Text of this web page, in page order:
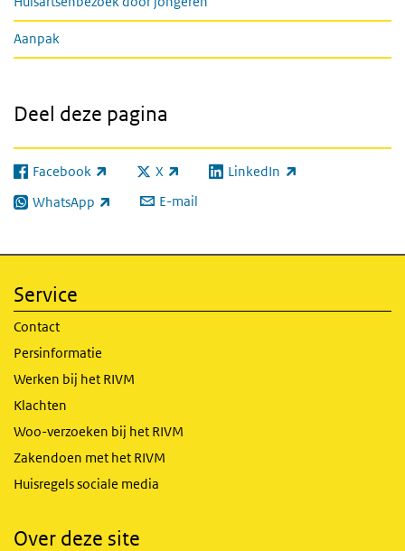
Aanpak
Deel deze pagina
Facebook
(externe link) X
(externe link) LinkedIn
(externe link)
WhatsApp
(externe link) E-mail
Service
Contact
Persinformatie
Werken bij het RIVM
Klachten
Woo-verzoeken bij het RIVM
Zakendoen met het RIVM
Huisregels sociale media
Over deze site